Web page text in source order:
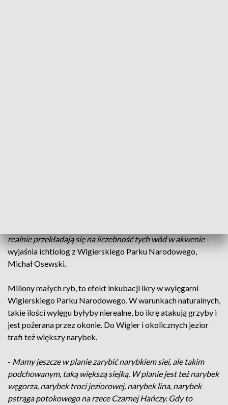
realnie przekładają się na liczebność tych wód w akwenie-
wyjaśnia ichtiolog z Wigierskiego Parku Narodowego,
Michał Osewski.
Miliony małych ryb, to efekt inkubacji ikry w wylęgarni
Wigierskiego Parku Narodowego. W warunkach naturalnych,
takie ilości wylęgu byłyby nierealne, bo ikrę atakują grzyby i
jest pożerana przez okonie. Do Wigier i okolicznych jezior
trafi też większy narybek.
- Mamy jeszcze w planie zarybić narybkiem siei, ale takim
podchowanym, taką większą siejką. W planie jest też narybek
węgorza, narybek troci jeziorowej, narybek lina, narybek
pstrąga potokowego na rzece Czarnej Hańczy. Gdy to